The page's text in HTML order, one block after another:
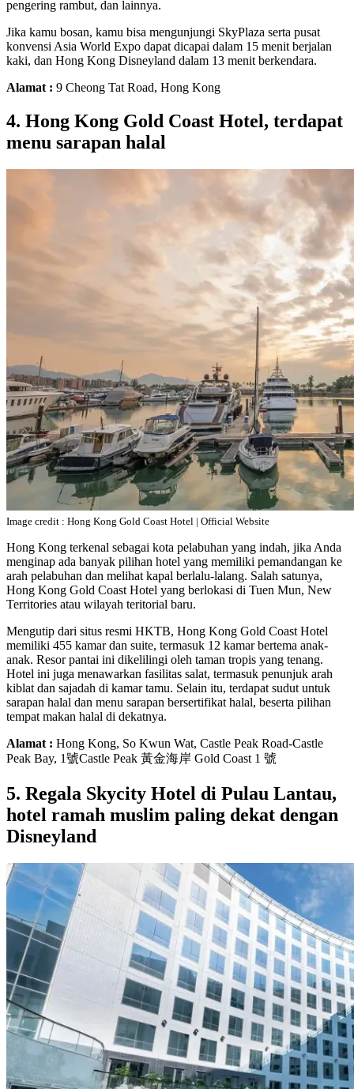
pengering rambut, dan lainnya.
Jika kamu bosan, kamu bisa mengunjungi SkyPlaza serta pusat
konvensi Asia World Expo dapat dicapai dalam 15 menit berjalan
kaki, dan Hong Kong Disneyland dalam 13 menit berkendara.
Alamat : 9 Cheong Tat Road, Hong Kong
4. Hong Kong Gold Coast Hotel, terdapat
menu sarapan halal
Image credit : Hong Kong Gold Coast Hotel | Official Website
Hong Kong terkenal sebagai kota pelabuhan yang indah, jika Anda
menginap ada banyak pilihan hotel yang memiliki pemandangan ke
arah pelabuhan dan melihat kapal berlalu-lalang. Salah satunya,
Hong Kong Gold Coast Hotel yang berlokasi di Tuen Mun, New
Territories atau wilayah teritorial baru.
Mengutip dari situs resmi HKTB, Hong Kong Gold Coast Hotel
memiliki 455 kamar dan suite, termasuk 12 kamar bertema anak-
anak. Resor pantai ini dikelilingi oleh taman tropis yang tenang.
Hotel ini juga menawarkan fasilitas salat, termasuk penunjuk arah
kiblat dan sajadah di kamar tamu. Selain itu, terdapat sudut untuk
sarapan halal dan menu sarapan bersertifikat halal, beserta pilihan
tempat makan halal di dekatnya.
Alamat : Hong Kong, So Kwun Wat, Castle Peak Road-Castle
Peak Bay, 1號Castle Peak 黃金海岸 Gold Coast 1 號
5. Regala Skycity Hotel di Pulau Lantau,
hotel ramah muslim paling dekat dengan
Disneyland